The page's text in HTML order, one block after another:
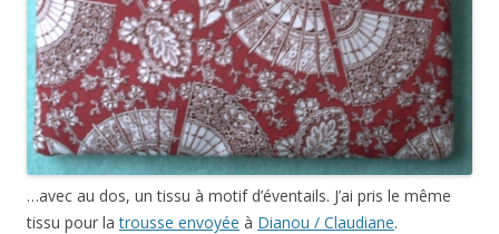
…avec au dos, un tissu à motif d’éventails. J’ai pris le même
tissu pour latrousse envoyée à Dianou / Claudiane.